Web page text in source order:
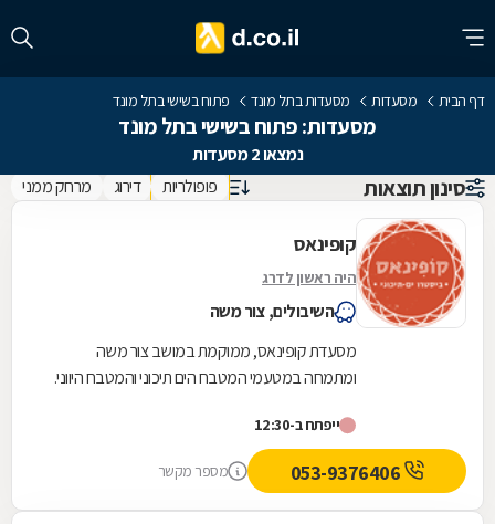
דף הבית מסעדות מסעדות בתל מונד פתוח בשישי בתל מונד
מסעדות: פתוח בשישי בתל מונד
נמצאו 2 מסעדות
סינון תוצאות פופולריות דירוג מרחק ממני
קופינאס
היה ראשון לדרג
השיבולים, צור משה
מסעדת קופינאס, ממוקמת במושב צור משה
ומתמחה במטעמי המטבח הים תיכוני והמטבח היווני.
עשירים וצבעוניים...
ייפתח ב-12:30
מספר מקשר